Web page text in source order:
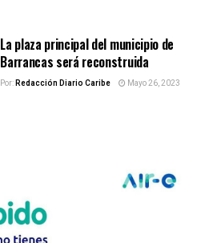
La plaza principal del municipio de
Barrancas será reconstruida
Por:Redacción Diario Caribe Mayo 26, 2023